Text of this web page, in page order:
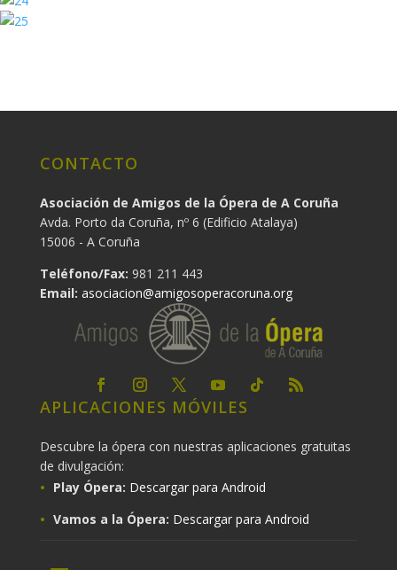
CONTACTO
Asociación de Amigos de la Ópera de A Coruña
Avda. Porto da Coruña, nº 6 (Edificio Atalaya)
15006 - A Coruña
Teléfono/Fax: 981 211 443
Email: asociacion@amigosoperacoruna.org
APLICACIONES MÓVILES
Descubre la ópera con nuestras aplicaciones gratuitas
de divulgación:
Play Ópera: Descargar para Android
Vamos a la Ópera: Descargar para Android